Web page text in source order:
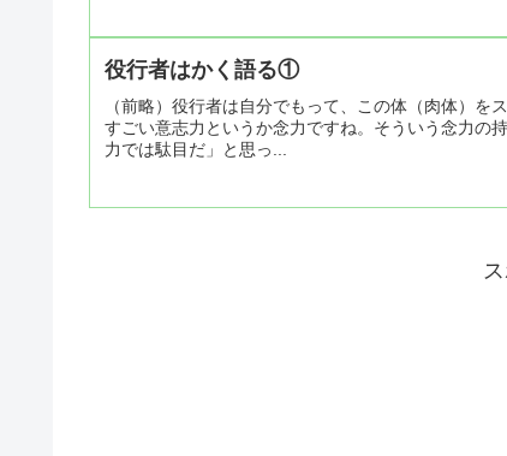
役行者はかく語る①
（前略）役行者は自分でもって、この体（肉体）を
すごい意志力というか念力ですね。そういう念力の
力では駄目だ」と思っ...